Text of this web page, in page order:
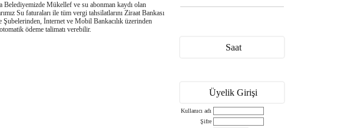
Belediyemizde Mükellef ve su abonman kaydı olan
Su faturaları ile tüm vergi tahsilatlarını Ziraat Bankası
Şubelerinden, İnternet ve Mobil Bankacılık üzerinden
ödeme talimatı verebilir.
Saat
Üyelik Girişi
Kullanıcı adı
Şifre